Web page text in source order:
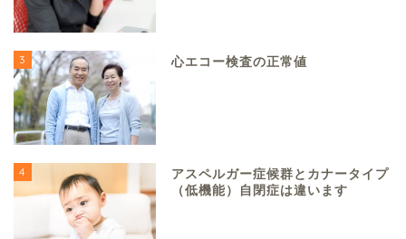
3 心エコー検査の正常値
4
アスペルガー症候群とカナータイプ
（低機能）自閉症は違います